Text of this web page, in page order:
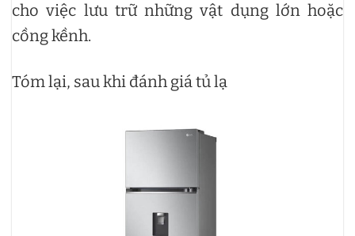
cho việc lưu trữ những vật dụng lớn hoặc
cồng kềnh.
Tóm lại, sau khi đánh giá tủ lạ